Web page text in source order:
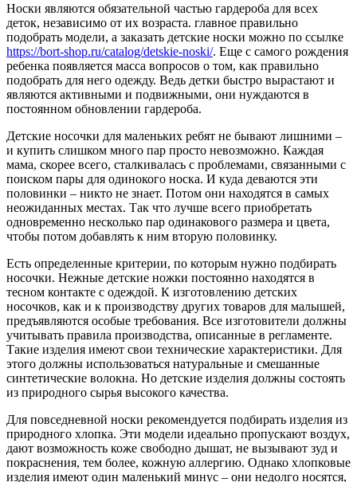
Носки являются обязательной частью гардероба для всех
деток, независимо от их возраста. главное правильно
подобрать модели, а заказать детские носки можно по ссылке
https://bort-shop.ru/catalog/detskie-noski/. Еще с самого рождения
ребенка появляется масса вопросов о том, как правильно
подобрать для него одежду. Ведь детки быстро вырастают и
являются активными и подвижными, они нуждаются в
постоянном обновлении гардероба.
Детские носочки для маленьких ребят не бывают лишними –
и купить слишком много пар просто невозможно. Каждая
мама, скорее всего, сталкивалась с проблемами, связанными с
поиском пары для одинокого носка. И куда деваются эти
половинки – никто не знает. Потом они находятся в самых
неожиданных местах. Так что лучше всего приобретать
одновременно несколько пар одинакового размера и цвета,
чтобы потом добавлять к ним вторую половинку.
Есть определенные критерии, по которым нужно подбирать
носочки. Нежные детские ножки постоянно находятся в
тесном контакте с одеждой. К изготовлению детских
носочков, как и к производству других товаров для малышей,
предъявляются особые требования. Все изготовители должны
учитывать правила производства, описанные в регламенте.
Такие изделия имеют свои технические характеристики. Для
этого должны использоваться натуральные и смешанные
синтетические волокна. Но детские изделия должны состоять
из природного сырья высокого качества.
Для повседневной носки рекомендуется подбирать изделия из
природного хлопка. Эти модели идеально пропускают воздух,
дают возможность коже свободно дышат, не вызывают зуд и
покраснения, тем более, кожную аллергию. Однако хлопковые
изделия имеют один маленький минус – они недолго носятся,